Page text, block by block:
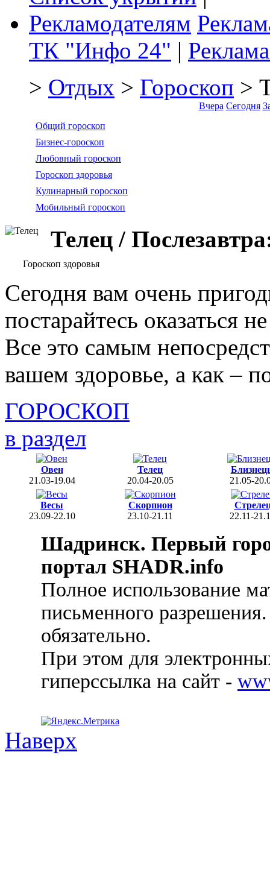
Рекламодателям
ТК "Инфо 24" |
> Отдых > Гороскоп >
Вчера Сегодня
Общий гороскоп
Бизнес-гороскоп
Любовный гороскоп
Гороскоп здоровья
Кулинарный гороскоп
Мобильный гороскоп
Телец /
Гороскоп здоровья
Сегодня вам очень
постарайтесь оказаться
Все это самым
вашем здоровье, а как –
ГОРОСКОП
в раздел
Овен
21.03-19.04
Телец
20.04-20.05
21.05-
Весы
23.09-22.10
Скорпион
23.10-21.11
22.11-
Шадринск. Первый
портал SHADR.info
Полное использование
письменного
обязательно.
При этом для
гиперссылка на сайт -
Наверх